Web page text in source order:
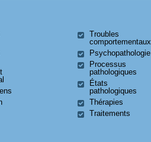
Troubles
comportementaux
Psychopathologie
Processus
pathologiques
États
pathologiques
Thérapies
Traitements